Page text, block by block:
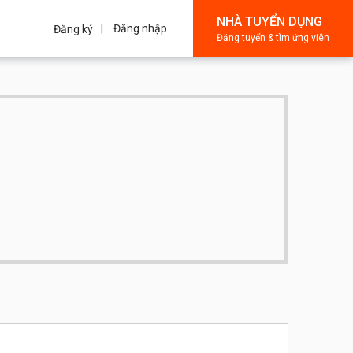
Đăng ký Đăng nhập NHÀ TUYỂN DỤNG
Đăng tuyển & tìm ứng viên